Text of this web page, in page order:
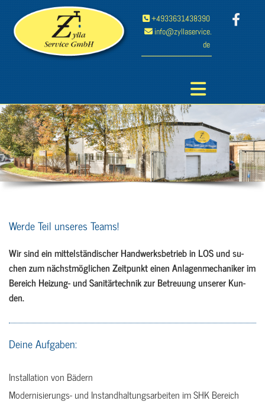
Zum Inhalt springen
+4933631438390
 info@zyllaservice.
de
Werde Teil unseres Teams!
Wir sind ein mit­tel­stän­di­scher Hand­werks­be­trieb in LOS und su­
chen zum nächst­mög­li­chen Zeit­punkt einen An­la­gen­me­cha­ni­ker im
Be­reich Hei­zung- und Sa­ni­tär­tech­nik zur Be­treu­ung un­se­rer Kun­
den.
Deine Aufgaben:
Installation von Bädern
Modernisierungs- und Instandhaltungsarbeiten im SHK Bereich